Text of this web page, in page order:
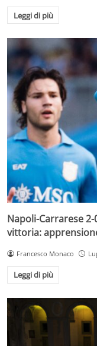
Leggi di più
Napoli-Carrarese
vittoria:
Francesco Monaco
Leggi di più